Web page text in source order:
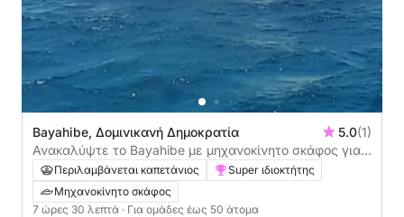
Bayahibe, Δομινικανή Δημοκρατία 5.0(1)
Ανακαλύψτε το Bayahibe με μηχανοκίνητο σκάφος για 7
ώρες και 30 λεπτά
Περιλαμβάνεται καπετάνιος
Super ιδιοκτήτης
Μηχανοκίνητο σκάφος
7 ώρες 30 λεπτά · Για ομάδες έως 50 άτομα